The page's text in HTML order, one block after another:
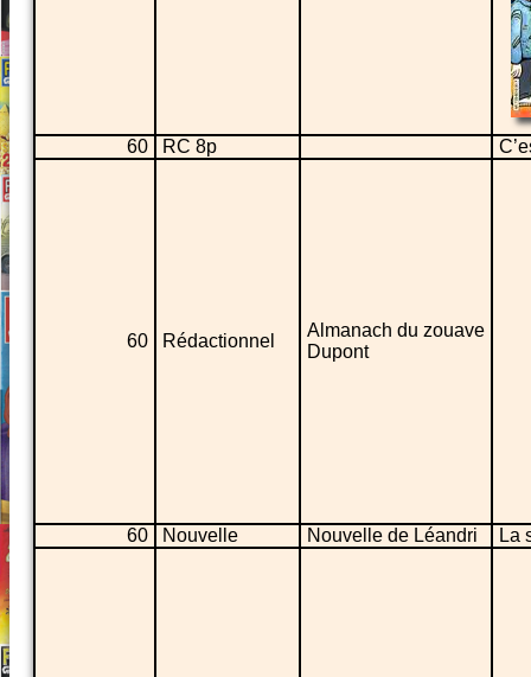
60 RC 8p
60 Rédactionnel
Almanach du zouave
Dupont
60 Nouvelle Nouvelle de Léandri La